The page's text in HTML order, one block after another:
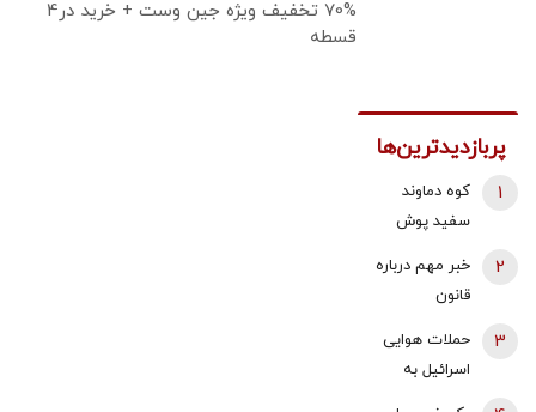
70% تخفیف ویژه جین وست + خرید در4
قسطه
پربازدیدترین‌ها
کوه دماوند
سفید پوش
1
خبر مهم درباره
قانون
2
حملات هوایی
اسرائیل به
3